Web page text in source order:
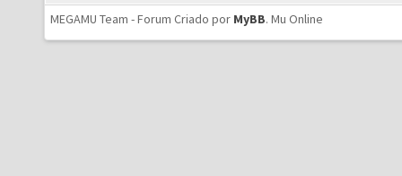
MEGAMU Team - Forum Criado por MyBB. Mu Online